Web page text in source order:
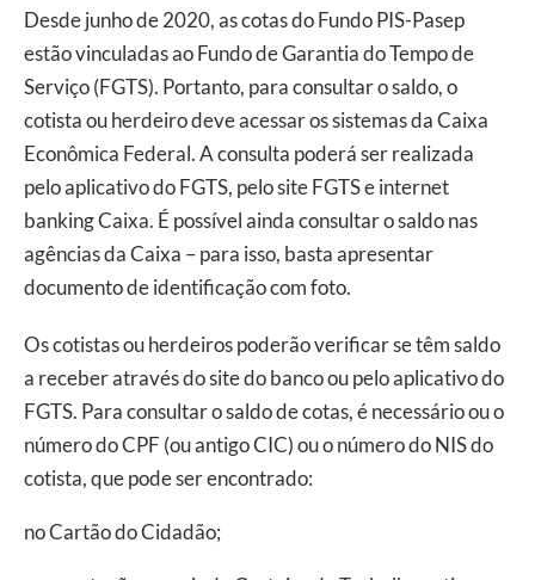
Desde junho de 2020, as cotas do Fundo PIS-Pasep
estão vinculadas ao Fundo de Garantia do Tempo de
Serviço (FGTS). Portanto, para consultar o saldo, o
cotista ou herdeiro deve acessar os sistemas da Caixa
Econômica Federal. A consulta poderá ser realizada
pelo aplicativo do FGTS, pelo site FGTS e internet
banking Caixa. É possível ainda consultar o saldo nas
agências da Caixa – para isso, basta apresentar
documento de identificação com foto.
Os cotistas ou herdeiros poderão verificar se têm saldo
a receber através do site do banco ou pelo aplicativo do
FGTS. Para consultar o saldo de cotas, é necessário ou o
número do CPF (ou antigo CIC) ou o número do NIS do
cotista, que pode ser encontrado:
no Cartão do Cidadão;